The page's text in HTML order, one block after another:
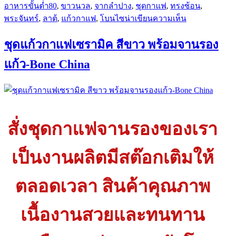
อาหารป้าย
กำกับ
ขั้นต่ำ80, ขาวนวล, จากลำปาง, ชุดกาแฟ, ทรงซ้อน,
พระจันทร์, ลาต้, แก้วกาแฟ, โบนไซน่าเขียนความเห็นบน
ฟี่
รอง
ซ้อน
พระจันทร์
ชุดแก้วกาแฟเซรามิค สีขาว พร้อมจานรอง
แก้ว-Bone China
สั่งชุดกาแฟจานรองของเรา
เป็นงานผลิตมีสต๊อกเติมให้
ตลอดเวลา สินค้าคุณภาพ
เนื้องานสวยและทนทาน